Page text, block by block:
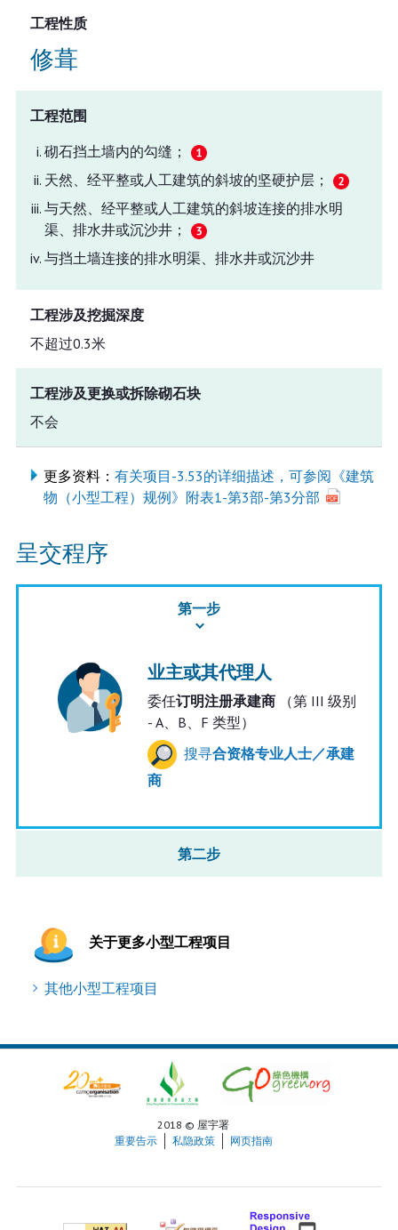
工程性质
修葺
工程范围
砌石挡土墙内的勾缝；
天然、经平整或人工建筑的斜坡的坚硬护层；
与天然、经平整或人工建筑的斜坡连接的排水明
渠、排水井或沉沙井；
与挡土墙连接的排水明渠、排水井或沉沙井
工程涉及挖掘深度
不超过0.3米
工程涉及更换或拆除砌石块
不会
更多资料： 有关项目-3.53的详细描述，可参阅《建筑
物（小型工程）规例》附表1-第3部-第3分部
呈交程序
第一步
业主或其代理人
委任订明注册承建商（第 III 级别
- A、B、F 类型）
搜寻合资格专业人士／承建
商
第二步
关于更多小型工程项目
其他小型工程项目
2018 © 屋宇署
重要告示
私隐政策 网页指南